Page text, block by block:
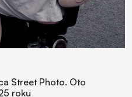
Street Photo. Oto
roku